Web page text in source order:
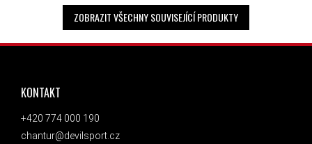
ZOBRAZIT VŠECHNY SOUVISEJÍCÍ PRODUKTY
ZÁPATÍ
KONTAKT
+420 774 000 190
chantur@devilsport.cz